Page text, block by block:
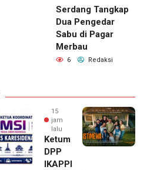
Serdang Tangkap
Dua Pengedar
Sabu di Pagar
Merbau
6 Redaksi
15
jam
lalu
Ketum
DPP
IKAPPI